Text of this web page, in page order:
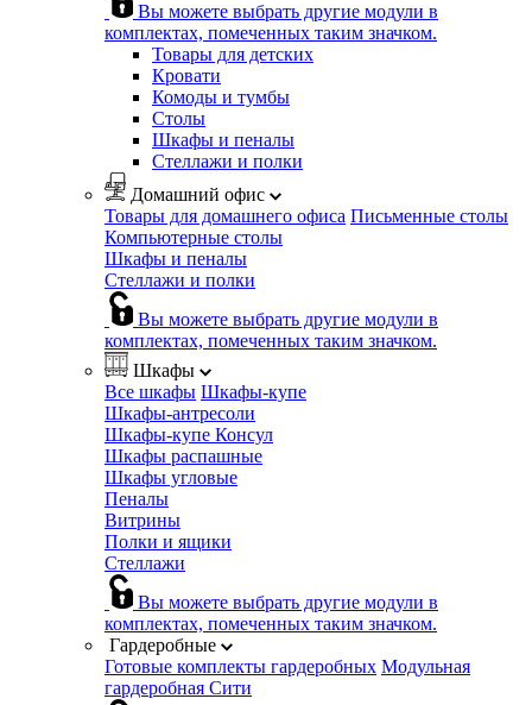
Вы можете выбрать другие модули в
комплектах, помеченных таким значком.
Товары для детских
Кровати
Комоды и тумбы
Столы
Шкафы и пеналы
Стеллажи и полки
Домашний офис
Товары для домашнего офиса Письменные столы
Компьютерные столы
Шкафы и пеналы
Стеллажи и полки
Вы можете выбрать другие модули в
комплектах, помеченных таким значком.
Шкафы
Все шкафы Шкафы-купе
Шкафы-антресоли
Шкафы-купе Консул
Шкафы распашные
Шкафы угловые
Пеналы
Витрины
Полки и ящики
Стеллажи
Вы можете выбрать другие модули в
комплектах, помеченных таким значком.
Гардеробные
Готовые комплекты гардеробных Модульная
гардеробная Сити